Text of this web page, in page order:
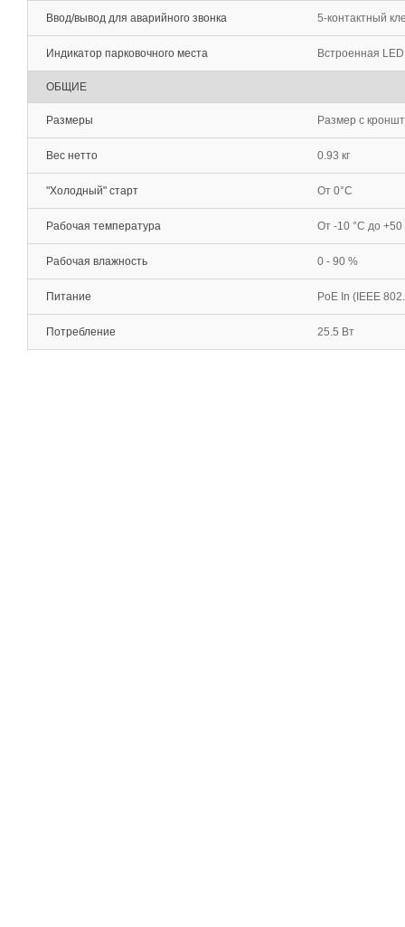
Ввод/вывод для аварийного звонка 5-контактный
Индикатор парковочного места Встроенная
ОБЩИЕ
Размеры Размер с
Вес нетто 0.93 кг
"Холодный" старт От 0°С
Рабочая температура От -10 °С до +50
Рабочая влажность 0 - 90 %
Питание PoE In (IEEE
Потребление 25.5 Вт